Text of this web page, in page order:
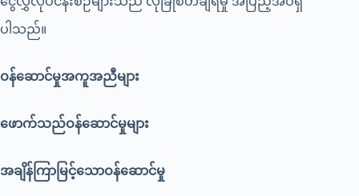
ပါသည်။
ဝန်ဆောင်မှုအကူအညီများ
ဖောက်သည်ဝန်ဆောင်မှုများ
အချိန်ကြာမြင့်သောဝန်ဆောင်မှု